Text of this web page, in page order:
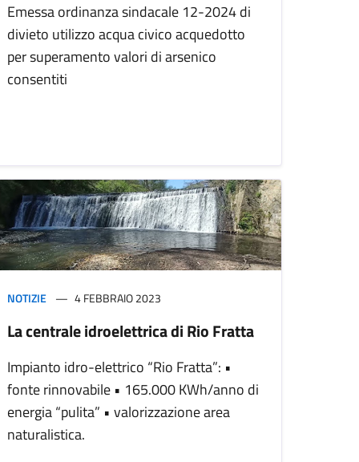
Emessa ordinanza sindacale 12-2024 di
divieto utilizzo acqua civico acquedotto
per superamento valori di arsenico
consentiti
NOTIZIE 4 FEBBRAIO 2023
La centrale idroelettrica di Rio Fratta
Impianto idro-elettrico “Rio Fratta”: •
fonte rinnovabile • 165.000 KWh/anno di
energia “pulita” • valorizzazione area
naturalistica.